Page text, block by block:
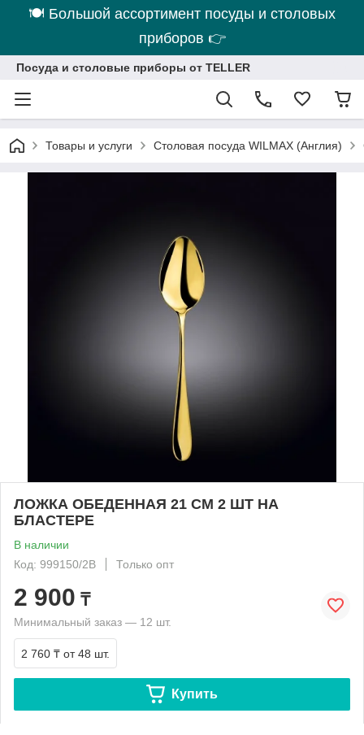
🍽 Большой ассортимент посуды и столовых
приборов 👉
Посуда и столовые приборы от TELLER
Товары и услуги Столовая посуда WILMAX (Англия)
ЛОЖКА ОБЕДЕННАЯ 21 СМ 2 ШТ НА
БЛАСТЕРЕ
В наличии
Код: 999150/2B
Только опт
2 900 ₸
Минимальный заказ — 12 шт.
2 760 ₸ от 48 шт.
Купить